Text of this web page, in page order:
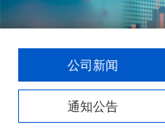
公司新闻
通知公告